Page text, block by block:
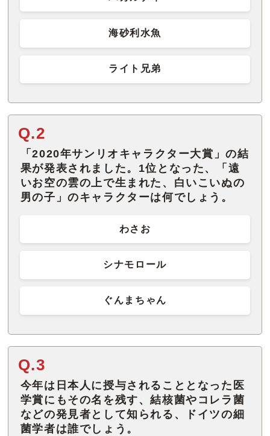
海砂利水魚
ライト兄弟
Q.2
「2020年サンリオキャラクター大賞」の結
果が発表されました。1位となった、「遠
いお空の雲の上で生まれた、白いこいぬの
男の子」のキャラクターは何でしょう。
わさお
シナモロール
ぐんまちゃん
Q.3
今年は日本人に授与されることとなった医
学賞にもその名を残す、結核菌やコレラ菌
などの発見者として知られる、ドイツの細
菌学者は誰でしょう。